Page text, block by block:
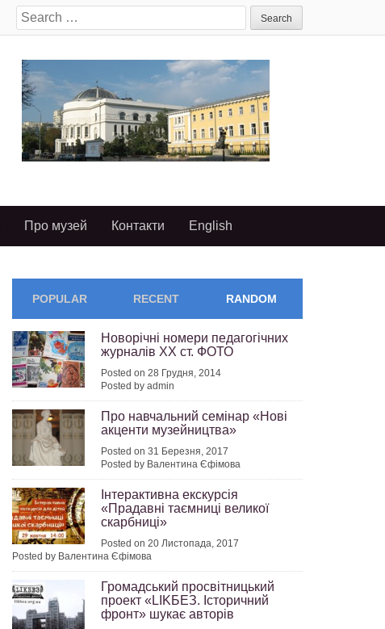
Search
for:
Про музей Контакти English
POPULAR RECENT RANDOM
Новорічні номери педагогічних
журналів ХХ ст. ФОТО
Posted on 28 Грудня, 2014
Posted by admin
Про навчальний семінар «Нові
акценти музейництва»
Posted on 31 Березня, 2017
Posted by Валентина Єфімова
Інтерактивна екскурсія
«Прадавні таємниці великої
скарбниці»
Posted on 20 Листопада, 2017
Posted by Валентина Єфімова
Громадський просвітницький
проект «LIKБЕЗ. Історичний
фронт» шукає авторів